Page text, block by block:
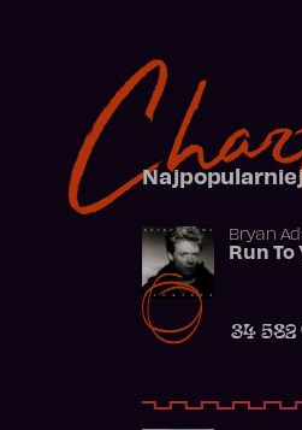
Bryan
Run To
34 582